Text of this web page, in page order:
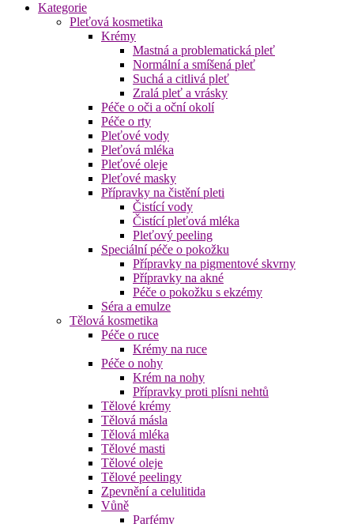
Kategorie
Pleťová kosmetika
Krémy
Mastná a problematická pleť
Normální a smíšená pleť
Suchá a citlivá pleť
Zralá pleť a vrásky
Péče o oči a oční okolí
Péče o rty
Pleťové vody
Pleťová mléka
Pleťové oleje
Pleťové masky
Přípravky na čistění pleti
Čistící vody
Čistící pleťová mléka
Pleťový peeling
Speciální péče o pokožku
Přípravky na pigmentové skvrny
Přípravky na akné
Péče o pokožku s ekzémy
Séra a emulze
Tělová kosmetika
Péče o ruce
Krémy na ruce
Péče o nohy
Krém na nohy
Přípravky proti plísni nehtů
Tělové krémy
Tělová másla
Tělová mléka
Tělové masti
Tělové oleje
Tělové peelingy
Zpevnění a celulitida
Vůně
Parfémy